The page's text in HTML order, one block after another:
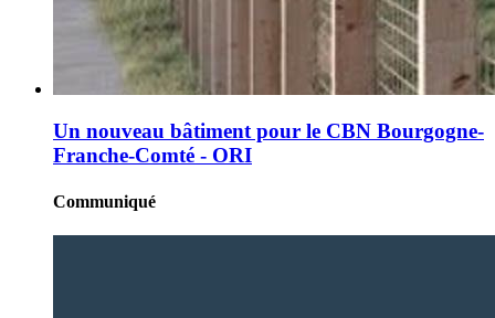
Un nouveau bâtiment pour le CBN Bourgogne-
Franche-Comté - ORI
Communiqué